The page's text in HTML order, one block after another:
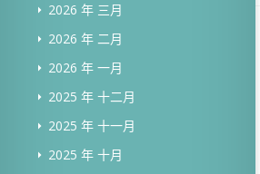
2026 年 三月
2026 年 二月
2026 年 一月
2025 年 十二月
2025 年 十一月
2025 年 十月